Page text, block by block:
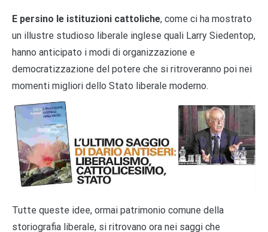
E persino le istituzioni cattoliche, come ci ha mostrato
un illustre studioso liberale inglese quali Larry Siedentop,
hanno anticipato i modi di organizzazione e
democratizzazione del potere che si ritroveranno poi nei
momenti migliori dello Stato liberale moderno.
Tutte queste idee, ormai patrimonio comune della
storiografia liberale, si ritrovano ora nei saggi che